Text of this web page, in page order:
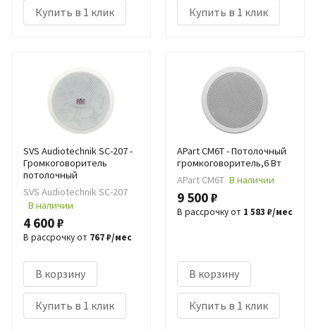
Купить в 1 клик Купить в 1 клик
SVS Audiotechnik SC-207 -
Громкоговоритель
потолочный
SVS Audiotechnik SC-207
В наличии
4 600 ₽
В рассрочку от 767 ₽/мес
В корзину
Купить в 1 клик
APart CM6T - Потолочный
громкоговоритель,6 Вт
APart CM6T В наличии
9 500 ₽
В рассрочку от 1 583 ₽/мес
В корзину
Купить в 1 клик